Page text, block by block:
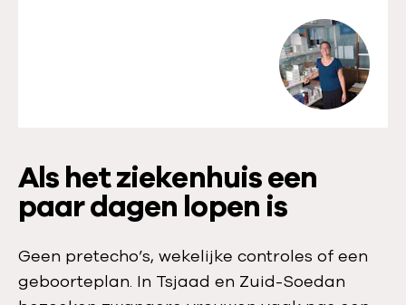
Als het ziekenhuis een
paar dagen lopen is
Geen pretecho’s, wekelijke controles of een
geboorteplan. In Tsjaad en Zuid-Soedan